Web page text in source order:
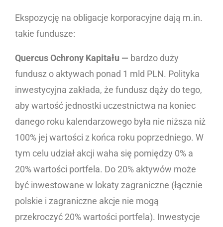
Ekspozycję na obligacje korporacyjne dają m.in.
takie fundusze:
Quercus Ochrony Kapitału — bardzo duży
fundusz o aktywach ponad 1 mld PLN. Polityka
inwestycyjna zakłada, że fundusz dąży do tego,
aby wartość jednostki uczestnictwa na koniec
danego roku kalendarzowego była nie niższa niż
100% jej wartości z końca roku poprzedniego. W
tym celu udział akcji waha się pomiędzy 0% a
20% wartości portfela. Do 20% aktywów może
być inwestowane w lokaty zagraniczne (łącznie
polskie i zagraniczne akcje nie mogą
przekroczyć 20% wartości portfela). Inwestycje